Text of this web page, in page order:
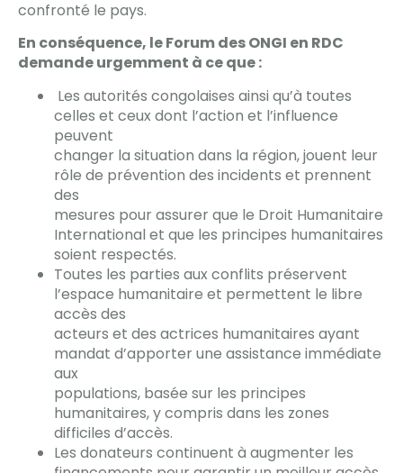
confronté le pays.
En conséquence, le Forum des ONGI en RDC
demande urgemment à ce que :
Les autorités congolaises ainsi qu’à toutes
celles et ceux dont l’action et l’influence
peuvent
changer la situation dans la région, jouent leur
rôle de prévention des incidents et prennent
des
mesures pour assurer que le Droit Humanitaire
International et que les principes humanitaires
soient respectés.
Toutes les parties aux conflits préservent
l’espace humanitaire et permettent le libre
accès des
acteurs et des actrices humanitaires ayant
mandat d’apporter une assistance immédiate
aux
populations, basée sur les principes
humanitaires, y compris dans les zones
difficiles d’accès.
Les donateurs continuent à augmenter les